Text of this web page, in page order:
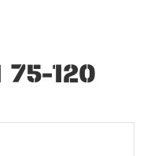
75-120